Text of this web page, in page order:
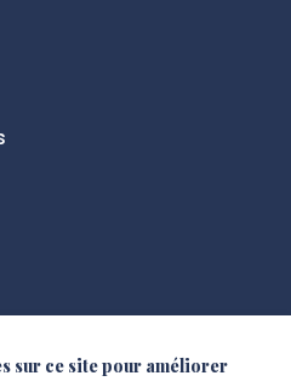
sur ce site pour améliorer